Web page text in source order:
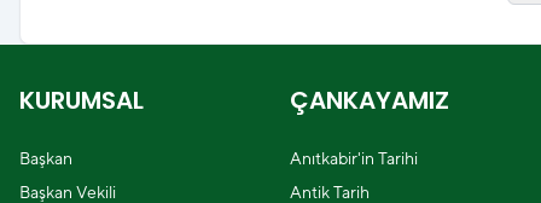
KURUMSAL
Başkan
Başkan Vekili
ÇANKAYAMIZ
Anıtkabir'in Tarihi
Antik Tarih